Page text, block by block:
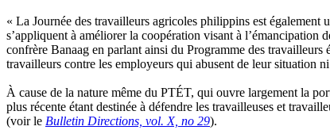
« La Journée des travailleurs agricoles philippins est également
s’appliquent à améliorer la coopération visant à l’émancipation
confrère Banaag en parlant ainsi du Programme des
travailleurs contre les employeurs qui abusent de leur situation
À cause de la nature même du PTÉT, qui ouvre largement la
plus récente étant destinée à défendre les travailleuses et
(voir le Bulletin Directions, vol. X, no 29).